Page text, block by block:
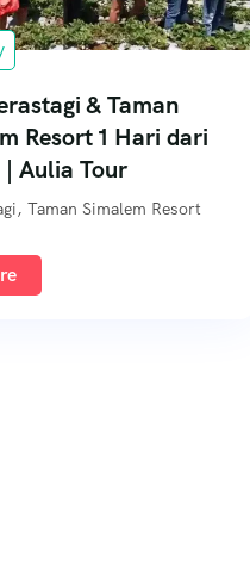
& Taman
Resort 1 Hari dari
| Aulia Tour
Taman Simalem Resort